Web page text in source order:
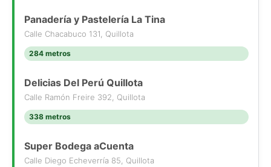
Panadería y Pastelería La Tina
Calle Chacabuco 131, Quillota
284 metros
Delicias Del Perú Quillota
Calle Ramón Freire 392, Quillota
338 metros
Super Bodega aCuenta
Calle Diego Echeverría 85, Quillota